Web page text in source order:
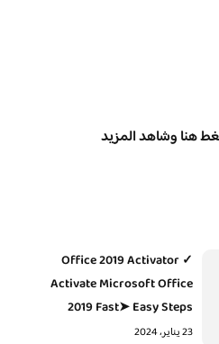
هنا وشاهد المزيد
Office 2019 Activator ✓
Activate Microsoft Office
2019 Fast➤ Easy Steps
23 يناير، 2024